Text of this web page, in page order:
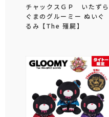
チャックスＧＰ いたずら
ぐまのグルーミー ぬいぐ
るみ 【The 殭屍】